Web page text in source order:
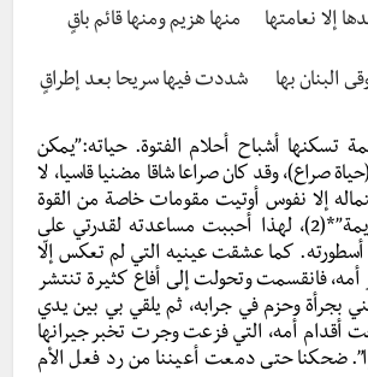
إلا نعامتها منها هزيم ومنها قائم باقٍ
البنان بها شددت فيها سريحا بعد إطراقٍ
تسكنها أشباح أحلام الفتوة. حياته:”يمكن
صراع)، وقد كان صراعا شاقا مضنيا قاسيا، لا
إلا نفوس أوتيت مقومات خاصة من القوة
والجلد وثبات العزيمة”*(2)، لهذا أحببت مساعدته لقدرتي على
كما عشقت عينيه التي لم تعكس إلّا
أمه، فانقسمت وتحولت إلى أفاع كثيرة تنتشر
بجرأة وحزم في جرابه، ثم يلقي بي بين يدي
أقدام أمه، التي فزعت وجرت تخبر جيرانها
ضحكنا حتى دمعت أعيننا من رد فعل الأم